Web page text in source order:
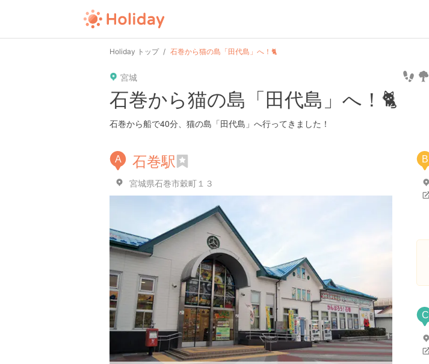
Holiday トップ 石巻から猫の島「田代島」へ！🐈
宮城
user
hyogo
pin tel url
石巻から猫の島「田代島」へ！🐈
石巻から船で40分、猫の島「田代島」へ行ってきました！
A 石巻駅
宮城県石巻市穀町１３
B
C